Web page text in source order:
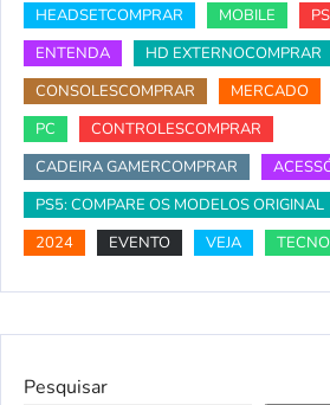
HEADSETCOMPRAR MOBILE
ENTENDA
HD EXTERNOCOMPRAR
CONSOLESCOMPRAR
MERCADO
PC
CONTROLESCOMPRAR
CADEIRA GAMERCOMPRAR
PS5: COMPARE OS MODELOS ORIGINAL
2024
EVENTO VEJA
Pesquisar